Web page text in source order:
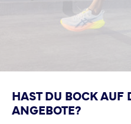
HAST DU BOCK AUF
ANGEBOTE?